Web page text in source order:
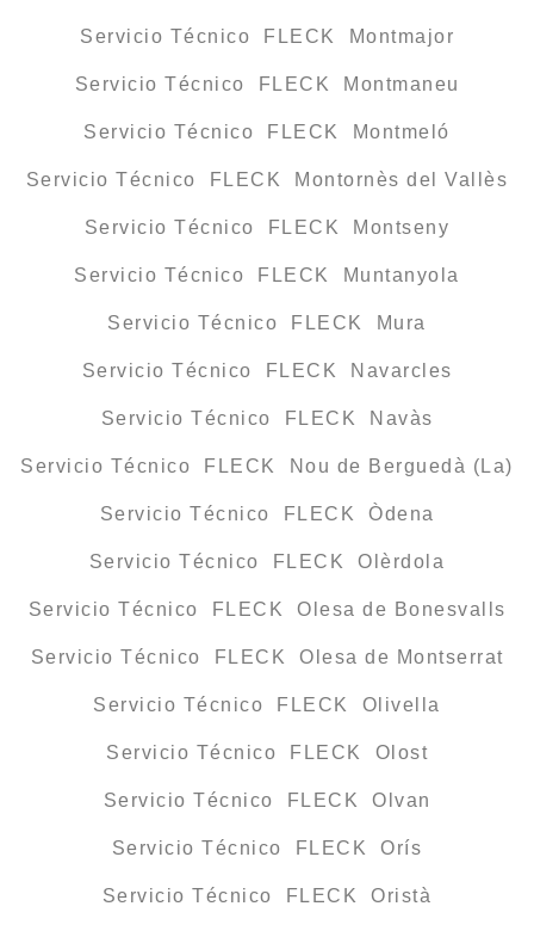
Servicio Técnico FLECK Montmajor
Servicio Técnico FLECK Montmaneu
Servicio Técnico FLECK Montmeló
Servicio Técnico FLECK Montornès del Vallès
Servicio Técnico FLECK Montseny
Servicio Técnico FLECK Muntanyola
Servicio Técnico FLECK Mura
Servicio Técnico FLECK Navarcles
Servicio Técnico FLECK Navàs
Servicio Técnico FLECK Nou de Berguedà (La)
Servicio Técnico FLECK Òdena
Servicio Técnico FLECK Olèrdola
Servicio Técnico FLECK Olesa de Bonesvalls
Servicio Técnico FLECK Olesa de Montserrat
Servicio Técnico FLECK Olivella
Servicio Técnico FLECK Olost
Servicio Técnico FLECK Olvan
Servicio Técnico FLECK Orís
Servicio Técnico FLECK Oristà